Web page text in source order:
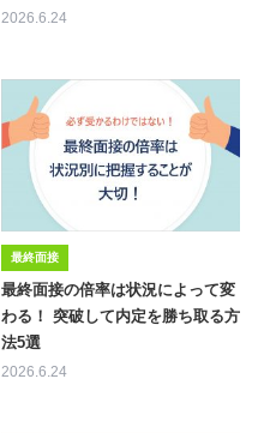
2026.6.24
最終面接
最終面接の倍率は状況によって変
わる！ 突破して内定を勝ち取る方
法5選
2026.6.24